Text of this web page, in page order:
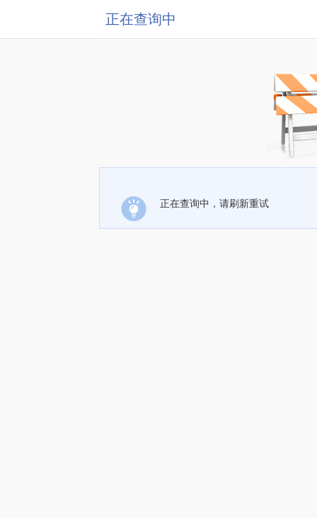
正在查询中
正在查询中，请刷新重试